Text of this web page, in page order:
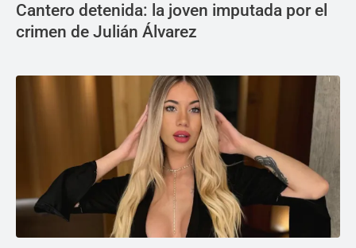
Cantero detenida: la joven imputada por el
crimen de Julián Álvarez